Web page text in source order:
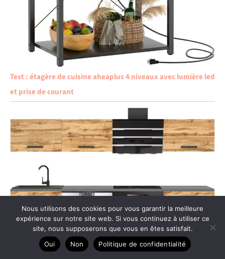
Test : étagère de cuisine aheaplus 4 niveaux avec lumière led
et prise de courant
Nous utilisons des cookies pour vous garantir la meilleure
expérience sur notre site web. Si vous continuez à utiliser ce
site, nous supposerons que vous en êtes satisfait.
Oui
Non Politique de confidentialité